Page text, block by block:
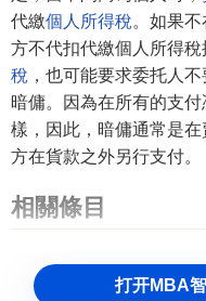
代繳個人所得稅。如果
方不代扣代繳個人所得
稅 ，也可能要求委托人
暗傭。因為在所有的支付
樣，因此，暗傭通常是
方在貨款之外另行支付。
相關條目
明傭
累計佣金打开MBA